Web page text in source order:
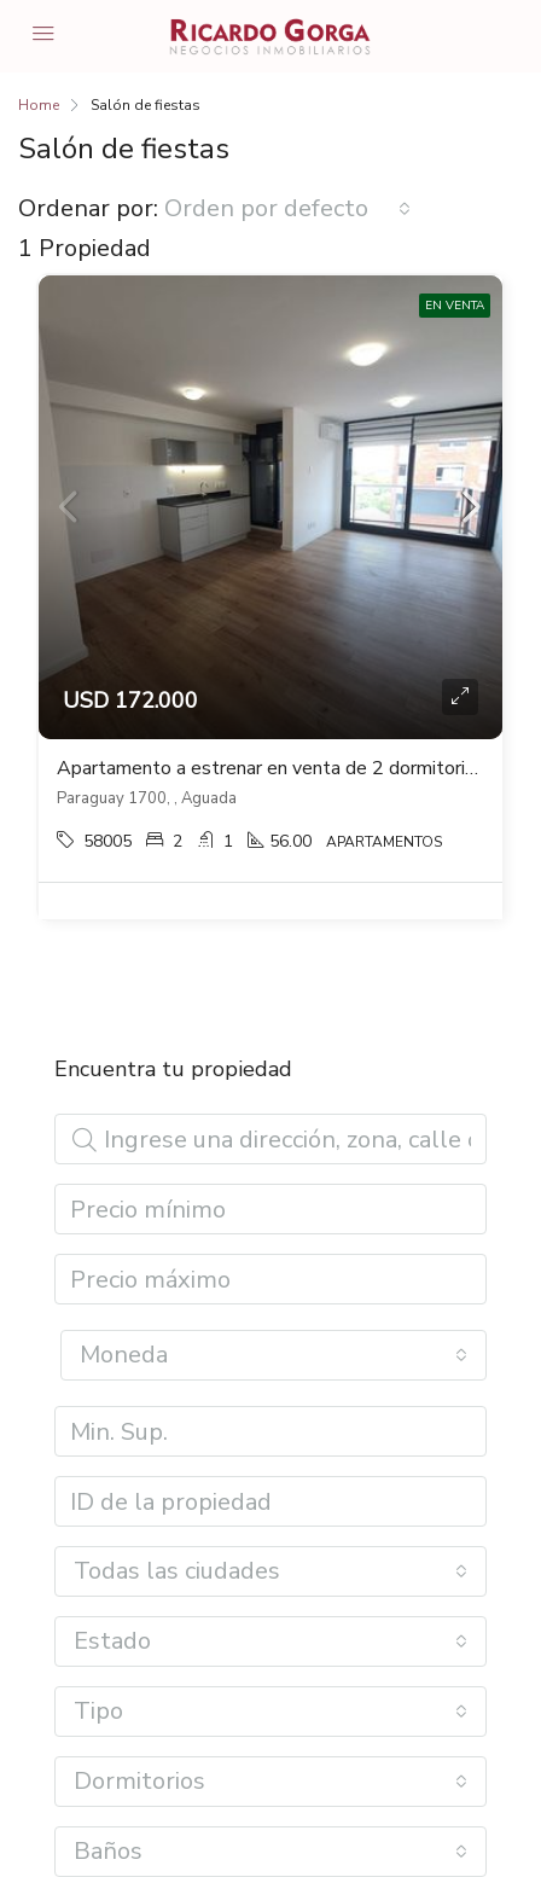
Home Salón de fiestas
Salón de fiestas
1 Propiedad
Ordenar por: Orden por defecto
EN VENTA
USD 172.000
Apartamento a estrenar en venta de 2 dormitorios semi equipado en Aguada
Paraguay 1700, , Aguada
58005 2 1 56.00 APARTAMENTOS
Encuentra tu propiedad
Moneda
Todas las ciudades
Estado
Tipo
Dormitorios
Baños